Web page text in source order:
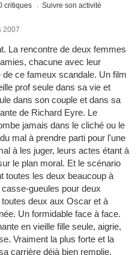
critiques Suivre son activité
2007
La rencontre de deux femmes
chacune avec leur
ce fameux scandale. Un film
prof seule dans sa vie et
dans son couple et dans sa
de Richard Eyre. Le
jamais dans le cliché ou le
mal à prendre parti pour l'une
à les juger, leurs actes étant à
le plan moral. Et le scénario
toutes les deux beaucoup à
gueules pour deux
deux aux Oscar et à
Un formidable face à face.
en vieille fille seule, aigrie,
Vraiment la plus forte et la
carrière déjà bien remplie.